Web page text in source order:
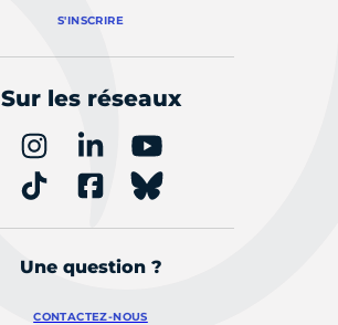
S'INSCRIRE
Sur les réseaux
Une question ?
CONTACTEZ-NOUS